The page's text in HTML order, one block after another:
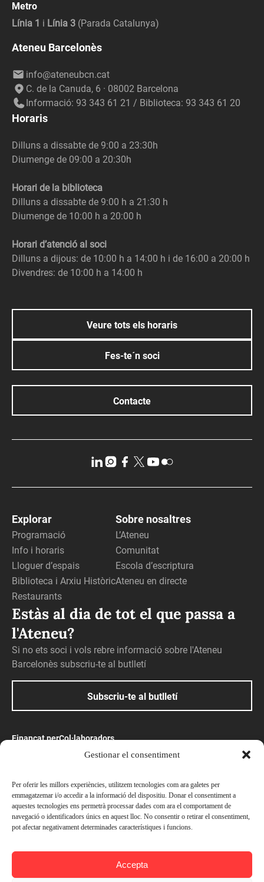
Gestionar el consentiment
Per oferir les millors experiències, utilitzem tecnologies com ara galetes per
emmagatzemar i/o accedir a la informació del dispositiu. Donar el consentiment a
aquestes tecnologies ens permetrà processar dades com ara el comportament de
navegació o identificadors únics en aquest lloc. No consentir o retirar el consentiment,
pot afectar negativament determinades característiques i funcions.
Accepta
No socis —Gratuït
Metro
Línia 1 i Línia 3 (Parada Catalunya)
Ateneu Barcelonès
info@ateneubcn.cat
C. de la Canuda, 6 · 08002 Barcelona
Informació: 93 343 61 21 / Biblioteca: 93 343 61 20
Horaris
Dilluns a dissabte de 9:00 a 23:30h
Diumenge de 09:00 a 20:30h
Horari de la biblioteca
Dilluns a dissabte de 9:00 h a 21:30 h
Diumenge de 10:00 h a 20:00 h
Horari d’atenció al soci
Dilluns a dijous: de 10:00 h a 14:00 h i de 16:00 a 20:00 h
Divendres: de 10:00 h a 14:00 h
Veure tots els horaris
Fes-te´n soci
Contacte
Explorar
Programació
Info i horaris
Lloguer d’espais
Biblioteca i Arxiu Històric
Restaurants
Sobre nosaltres
L’Ateneu
Comunitat
Escola d’escriptura
Ateneu en directe
Estàs al dia de tot el que passa a
l'Ateneu?
Si no ets soci i vols rebre informació sobre l'Ateneu
Barcelonès subscriu-te al butlletí
Subscriu-te al butlletí
Finançat perCol·laboradors
© Ateneu Barcelonès, 2026. Tots els drets reservats
Avís legal